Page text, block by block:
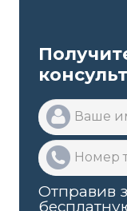
Отправив